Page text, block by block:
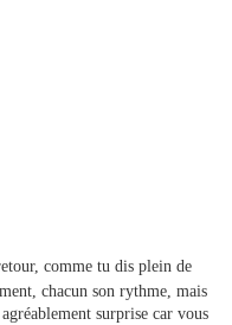
comme tu dis plein de
chacun son rythme, mais
surprise car vous